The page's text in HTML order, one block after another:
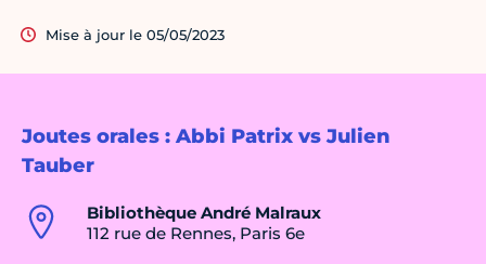
Joutes orales : Abbi Patrix vs Julien
Tauber
Bibliothèque André Malraux
112 rue de Rennes, Paris 6e
Mise à jour le 05/05/2023